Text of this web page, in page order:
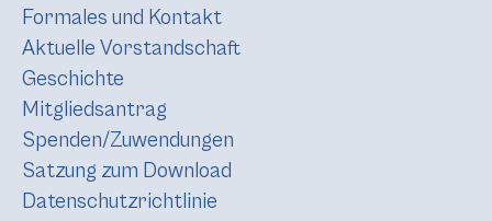
Formales und Kontakt
Aktuelle Vorstandschaft
Geschichte
Mitgliedsantrag
Spenden/Zuwendungen
Satzung zum Download
Datenschutzrichtlinie